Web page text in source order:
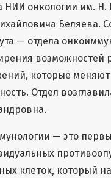
НИИ онкологии им. Н.
Беляева.
— отдела
возможностей
которые
Отдел
— это
клеток, который